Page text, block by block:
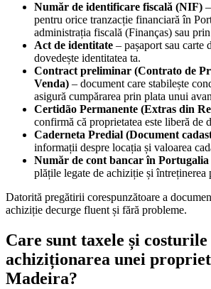
Număr de identificare fiscală (NIF)
pentru orice tranzacție financiară în
administrația fiscală (Finanças) sau
Act de identitate – pașaport sau carte
dovedește identitatea ta.
Contract preliminar (Contrato de
Venda) – document care stabilește
asigură cumpărarea prin plata unui
Certidão Permanente (Extras din
confirmă că proprietatea este liberă de
Caderneta Predial (Document
informații despre locația și valoarea
Număr de cont bancar în Portugalia
plățile legate de achiziție și întreținerea
Datorită pregătirii corespunzătoare a
achiziție decurge fluent și fără probleme.
Care sunt taxele și costurile
achiziționarea unei
Madeira?